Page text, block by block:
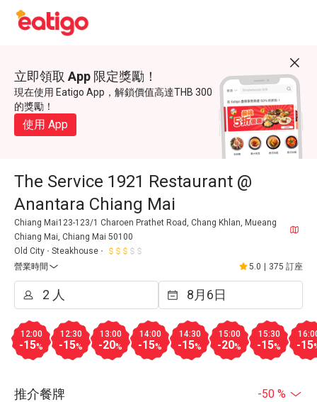
立即領取 App 限定獎勵！
現在使用 Eatigo App，解鎖價值高達THB 300
的獎勵！
使用 App
The Service 1921 Restaurant @
Anantara Chiang Mai
Chiang Mai123-123/1 Charoen Prathet Road, Chang Khlan, Mueang
Chiang Mai, Chiang Mai 50100
Old City
Steakhouse
營業時間
5.0 375 訂座
12:00
-15%
12:30
-15%
13:00
-20%
14:00
-15%
14:30
-15%
15:00
-20%
15:30
-15% -15
推介餐牌 -50 %